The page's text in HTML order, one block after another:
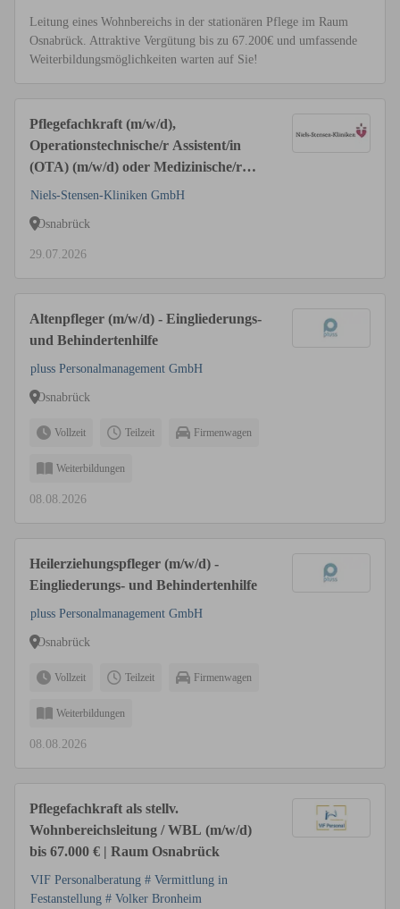
Leitung eines Wohnbereichs in der stationären Pflege im Raum
Osnabrück. Attraktive Vergütung bis zu 67.200€ und umfassende
Weiterbildungsmöglichkeiten warten auf Sie!
Pflegefachkraft (m/w/d),
Operationstechnische/r Assistent/in
(OTA) (m/w/d) oder Medizinische/r
Fachangestellte (m/w/d) für die OP-
Niels-Stensen-Kliniken GmbH
Osnabrück
29.07.2026
Altenpfleger (m/w/d) - Eingliederungs-
und Behindertenhilfe
pluss Personalmanagement GmbH
Osnabrück
Vollzeit Teilzeit Firmenwagen
Weiterbildungen
08.08.2026
Heilerziehungspfleger (m/w/d) -
Eingliederungs- und Behindertenhilfe
pluss Personalmanagement GmbH
Osnabrück
Vollzeit Teilzeit Firmenwagen
Weiterbildungen
08.08.2026
Pflegefachkraft als stellv.
Wohnbereichsleitung / WBL (m/w/d)
bis 67.000 € | Raum Osnabrück
VIF Personalberatung # Vermittlung in
Festanstellung # Volker Bronheim